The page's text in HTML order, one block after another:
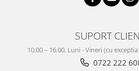
SUPORT
10.00 – 16.00, Luni - Vineri (cu
0722 222